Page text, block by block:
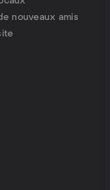
nouveaux amis